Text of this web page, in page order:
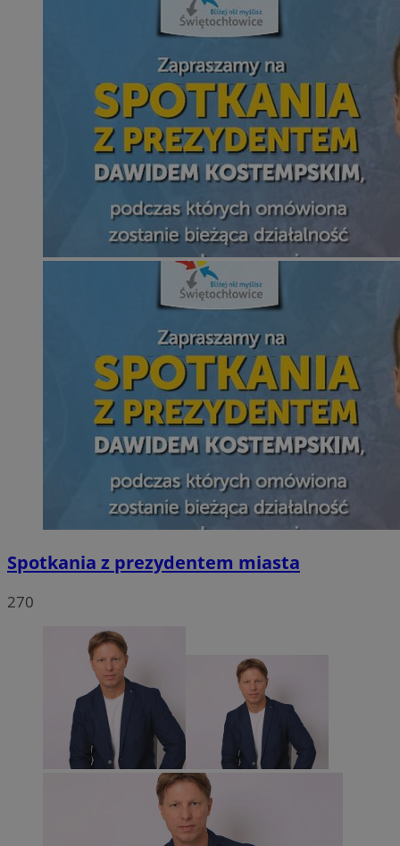
Spotkania z prezydentem miasta
270